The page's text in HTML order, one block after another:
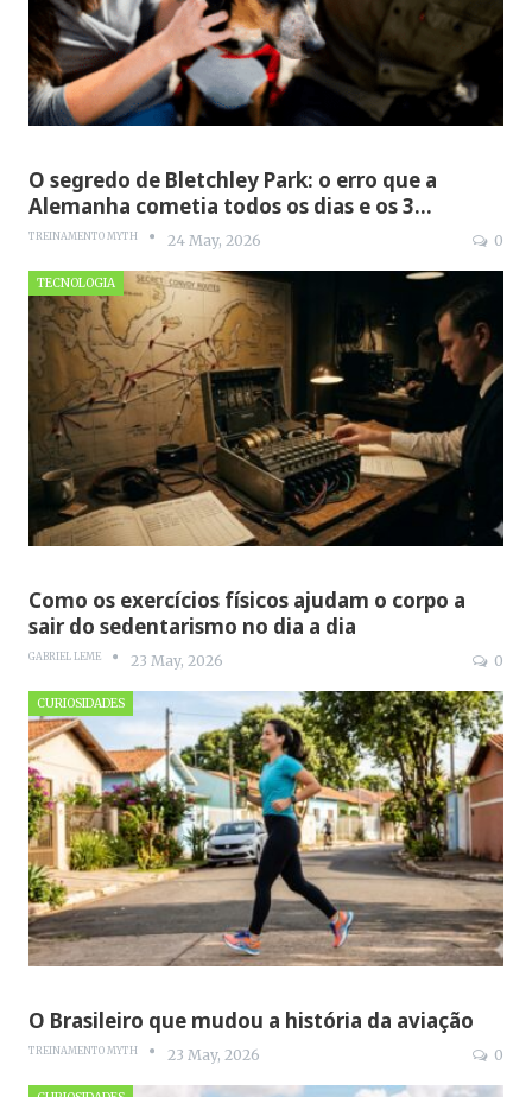
O segredo de Bletchley Park: o erro que a
Alemanha cometia todos os dias e os 3…
TREINAMENTO MYTH 24 May, 2026 0
TECNOLOGIA
Como os exercícios físicos ajudam o corpo a
sair do sedentarismo no dia a dia
GABRIEL LEME 23 May, 2026 0
CURIOSIDADES
O Brasileiro que mudou a história da aviação
TREINAMENTO MYTH 23 May, 2026 0